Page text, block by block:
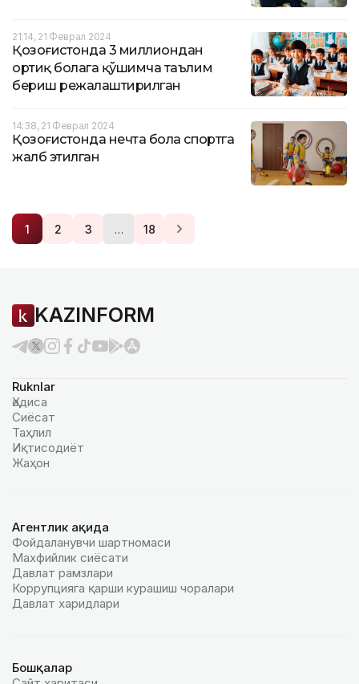
21:14, 21 Феврал 2024
Қозоғистонда 3 миллиондан
ортиқ болага қўшимча таълим
бериш режалаштирилган
14:38, 21 Феврал 2024
Қозоғистонда нечта бола спортга
жалб этилган
1 2 3 … 18
KAZINFORM
Ruknlar
Ҳодиса
Сиёсат
Таҳлил
Иқтисодиёт
Жаҳон
Агентлик ҳақида
Фойдаланувчи шартномаси
Махфийлик сиёсати
Давлат рамзлари
Коррупцияга қарши курашиш чоралари
Давлат харидлари
Бошқалар